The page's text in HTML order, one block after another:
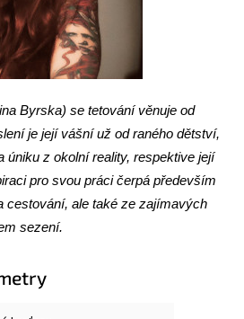
Byrska) se tetování věnuje od
je její vášní už od raného dětství,
úniku z okolní reality, respektive její
pro svou práci čerpá především
cestování, ale také ze zajímavých
sezení.